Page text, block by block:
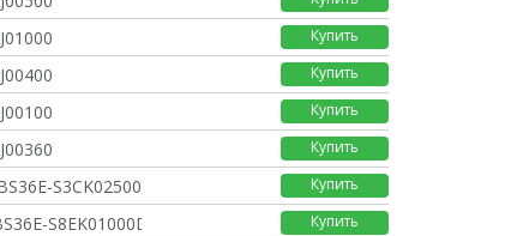
Купить
Купить
Купить
Купить
S3CK02500 Купить
S8EK01000DBS36 Купить